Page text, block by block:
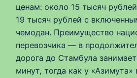
ценам: около 15 тысяч
19 тысяч рублей с
чемодан. Преимущество
перевозчика — в
дорога до Стамбула
минут, тогда как у